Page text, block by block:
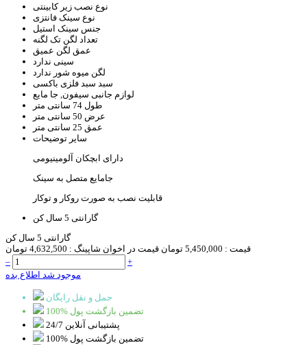
نوع نصب زیر کابینتی
نوع سینک فانتزی
جنس سینک استیل
تعداد لگن تک لگنه
عمق لگن عمیق
سینی ندارد
لگن میوه شور ندارد
سبد سبد فلزی باکسی
لوازم جانبی سیفون, جا مایع
طول 74 سانتی متر
عرض 50 سانتی متر
عمق 25 سانتی متر
سایر توضیحات
دارای ابچکان آلومینیومی
جامایع متصل به سینک
قابلیت نصب به صورت روکار و توکار
گارانتی 5 سال کن
گارانتی 5 سال کن
قیمت : 5,450,000 تومان قیمت در اخوان شاپینگ : 4,632,500 تومان
–
+
موجود شد اطلاع بده
حمل و نقل رایگان
100% تضمین بازگشت پول
پشتیبانی آنلاین 24/7
100% تضمین بازگشت پول